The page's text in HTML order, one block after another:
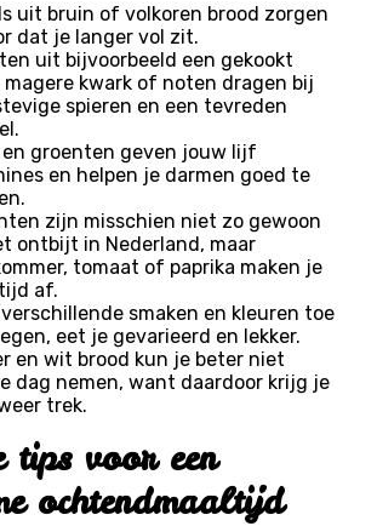
uit bruin of volkoren brood zorgen
dat je langer vol zit.
uit bijvoorbeeld een gekookt
magere kwark of noten dragen bij
spieren en een tevreden
groenten geven jouw lijf
en helpen je darmen goed te
zijn misschien niet zo gewoon
ontbijt in Nederland, maar
tomaat of paprika maken je
af.
verschillende smaken en kleuren toe
eet je gevarieerd en lekker.
en wit brood kun je beter niet
dag nemen, want daardoor krijg je
trek.
tips voor een
ochtendmaaltijd